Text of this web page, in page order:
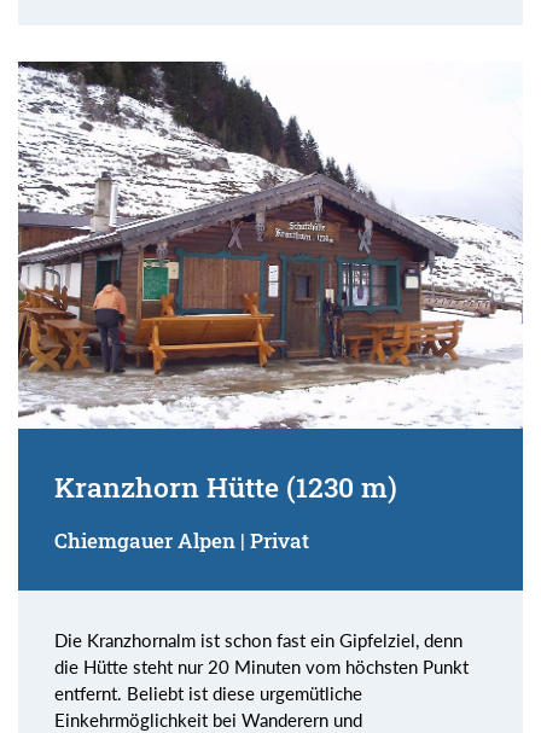
Kranzhorn Hütte (1230 m)
Chiemgauer Alpen | Privat
Die Kranzhornalm ist schon fast ein Gipfelziel, denn
die Hütte steht nur 20 Minuten vom höchsten Punkt
entfernt. Beliebt ist diese urgemütliche
Einkehrmöglichkeit bei Wanderern und